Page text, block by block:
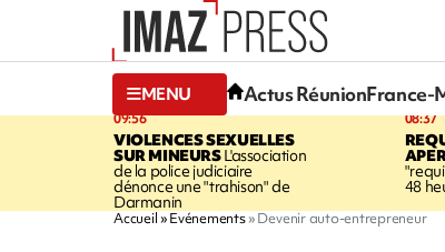
MENU Actus RéunionFrance-
09:56
VIOLENCES SEXUELLES
SUR MINEURSL'association
de la police judiciaire
dénonce une "trahison" de
Darmanin
08:37
48
Accueil Evénements Devenir auto-entrepreneur